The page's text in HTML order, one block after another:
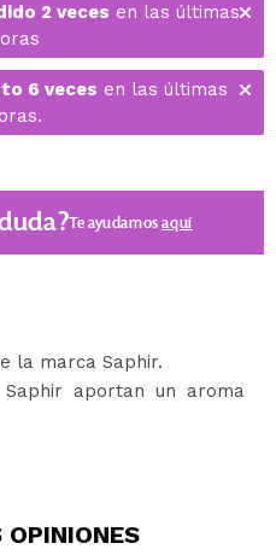
2 veces en las últimas
6 veces en las últimas
Te ayudamosaquí
la marca Saphir.
aportan un aroma
duraderas.
para que puedas
olfativos caracteriza
OPINIONES